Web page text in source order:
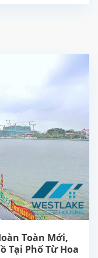
Toàn Mới,
Hoa